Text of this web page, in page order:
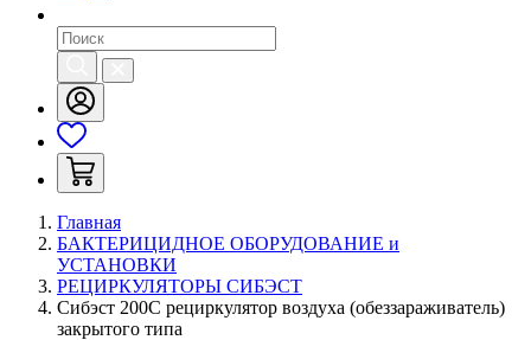
Главная
БАКТЕРИЦИДНОЕ ОБОРУДОВАНИЕ и
УСТАНОВКИ
РЕЦИРКУЛЯТОРЫ СИБЭСТ
Сибэст 200С рециркулятор воздуха (обеззараживатель)
закрытого типа